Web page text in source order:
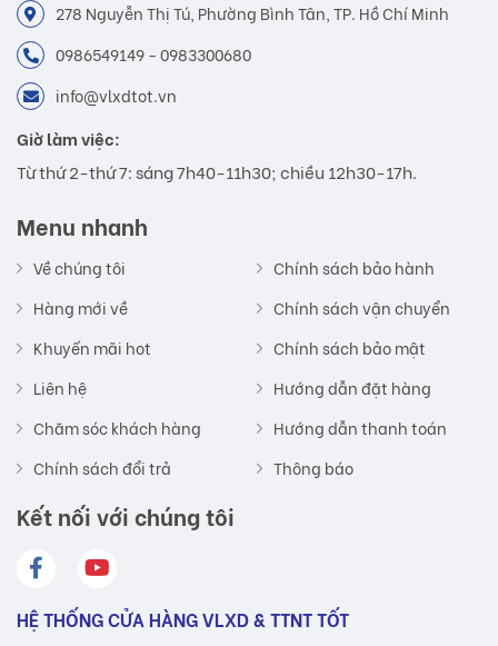
278 Nguyễn Thị Tú, Phường Bình Tân, TP. Hồ Chí Minh
0986549149 - 0983300680
info@vlxdtot.vn
Giờ làm việc:
Từ thứ 2-thứ 7: sáng 7h40-11h30; chiều 12h30-17h.
Menu nhanh
Về chúng tôi
Hàng mới về
Khuyến mãi hot
Liên hệ
Chăm sóc khách hàng
Chính sách đổi trả
Chính sách bảo hành
Chính sách vận chuyển
Chính sách bảo mật
Hướng dẫn đặt hàng
Hướng dẫn thanh toán
Thông báo
Kết nối với chúng tôi
HỆ THỐNG CỬA HÀNG VLXD & TTNT TỐT